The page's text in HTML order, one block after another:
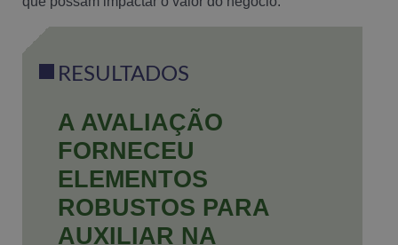
RESULTADOS
A AVALIAÇÃO
FORNECEU
ELEMENTOS
ROBUSTOS PARA
AUXILIAR NA